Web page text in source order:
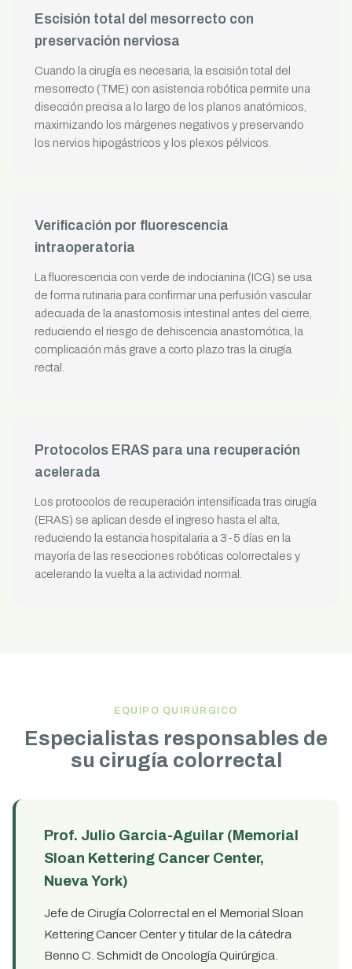
Escisión total del mesorrecto con
preservación nerviosa
Cuando la cirugía es necesaria, la escisión total del
mesorrecto (TME) con asistencia robótica permite una
disección precisa a lo largo de los planos anatómicos,
maximizando los márgenes negativos y preservando
los nervios hipogástricos y los plexos pélvicos.
Verificación por fluorescencia
intraoperatoria
La fluorescencia con verde de indocianina (ICG) se usa
de forma rutinaria para confirmar una perfusión vascular
adecuada de la anastomosis intestinal antes del cierre,
reduciendo el riesgo de dehiscencia anastomótica, la
complicación más grave a corto plazo tras la cirugía
rectal.
Protocolos ERAS para una recuperación
acelerada
Los protocolos de recuperación intensificada tras cirugía
(ERAS) se aplican desde el ingreso hasta el alta,
reduciendo la estancia hospitalaria a 3-5 días en la
mayoría de las resecciones robóticas colorrectales y
acelerando la vuelta a la actividad normal.
EQUIPO QUIRÚRGICO
Especialistas responsables de
su cirugía colorrectal
Prof. Julio Garcia-Aguilar (Memorial
Sloan Kettering Cancer Center,
Nueva York)
Jefe de Cirugía Colorrectal en el Memorial Sloan
Kettering Cancer Center y titular de la cátedra
Benno C. Schmidt de Oncología Quirúrgica.